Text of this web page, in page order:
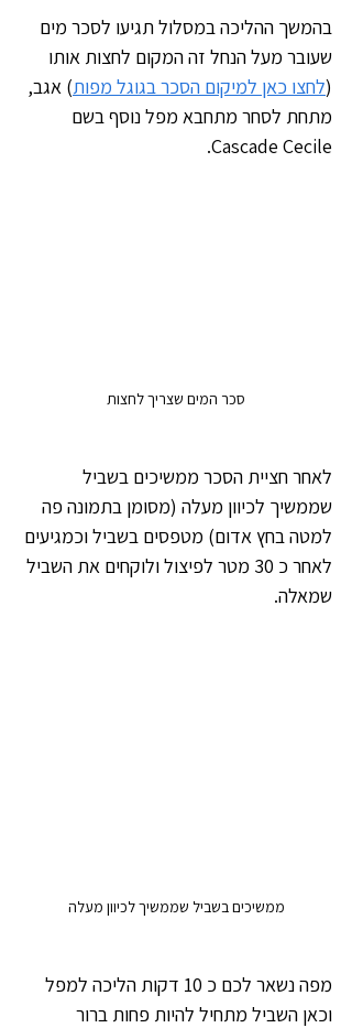
בהמשך ההליכה במסלול תגיעו לסכר מים
שעובר מעל הנחל זה המקום לחצות אותו
(לחצו כאן למיקום הסכר בגוגל מפות) אגב,
מתחת לסחר מתחבא מפל נוסף בשם
Cascade Cecile.
סכר המים שצריך לחצות
לאחר חציית הסכר ממשיכים בשביל
שממשיך לכיוון מעלה (מסומן בתמונה פה
למטה בחץ אדום) מטפסים בשביל וכמגיעים
לאחר כ 30 מטר לפיצול ולוקחים את השביל
שמאלה.
ממשיכים בשביל שממשיך לכיוון מעלה
מפה נשאר לכם כ 10 דקות הליכה למפל
וכאן השביל מתחיל להיות פחות ברור